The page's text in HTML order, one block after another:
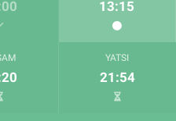
13:15
YATSI
21:54